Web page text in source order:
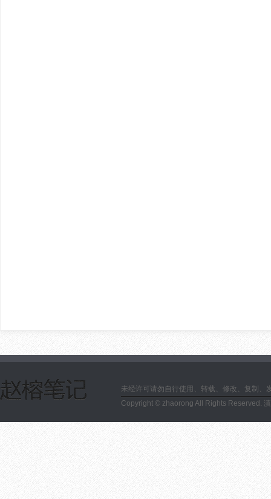
未经许可请勿自行使用、转载、修改、复制
Copyright © zhaorong All Rights Reserved.